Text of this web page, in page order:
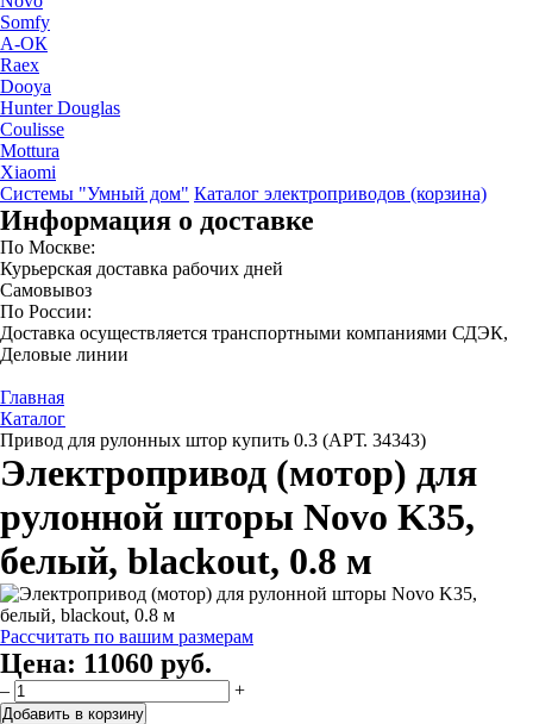
Somfy
А-ОК
Raex
Dooya
Hunter Douglas
Coulisse
Mottura
Xiaomi
Системы "Умный дом" Каталог электроприводов (корзина)
Информация о доставке
По Москве:
Курьерская доставка рабочих дней
Самовывоз
По России:
Доставка осуществляется транспортными компаниями СДЭК,
Деловые линии
Главная
Каталог
Привод для рулонных штор купить 0.3 (АРТ. 34343)
Электропривод (мотор) для
рулонной шторы Novo K35,
белый, blackout, 0.8 м
Рассчитать по вашим размерам
Цена: 11060 руб.
– +
Добавить в корзину